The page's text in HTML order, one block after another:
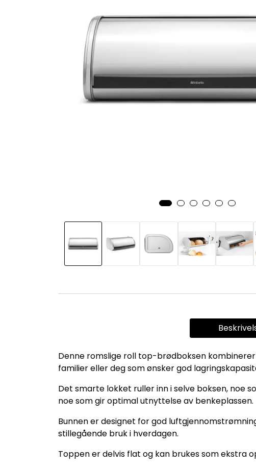
Denne romslige roll top-brødboksen
familier eller deg som ønsker god
Det smarte lokket ruller inn i selve boksen, noe
noe som gir optimal utnyttelse av benkeplassen.
Bunnen er designet for god
stillegående bruk i hverdagen.
Toppen er delvis flat og kan brukes som ekstra